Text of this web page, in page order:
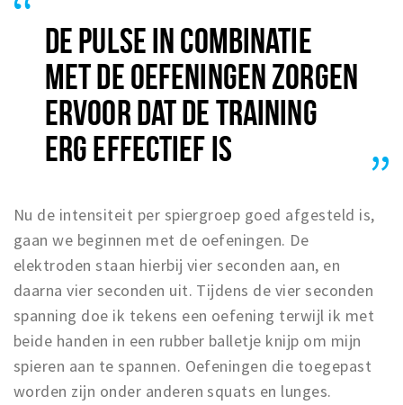
DE PULSE IN COMBINATIE
MET DE OEFENINGEN ZORGEN
ERVOOR DAT DE TRAINING
ERG EFFECTIEF IS
Nu de intensiteit per spiergroep goed afgesteld is,
gaan we beginnen met de oefeningen. De
elektroden staan hierbij vier seconden aan, en
daarna vier seconden uit. Tijdens de vier seconden
spanning doe ik tekens een oefening terwijl ik met
beide handen in een rubber balletje knijp om mijn
spieren aan te spannen. Oefeningen die toegepast
worden zijn onder anderen squats en lunges.